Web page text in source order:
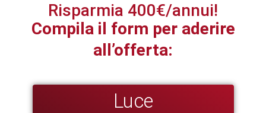
Risparmia 400€/annui!
Compila il form per aderire
all’offerta:
Luce